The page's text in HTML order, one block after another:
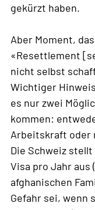
gekürzt haben.
Aber Moment,
«Resettlement
nicht selbst
Wichtiger
es nur zwei
kommen:
Arbeitskraft oder
Die Schweiz
Visa pro Jahr
afghanischen
Gefahr sei, wenn